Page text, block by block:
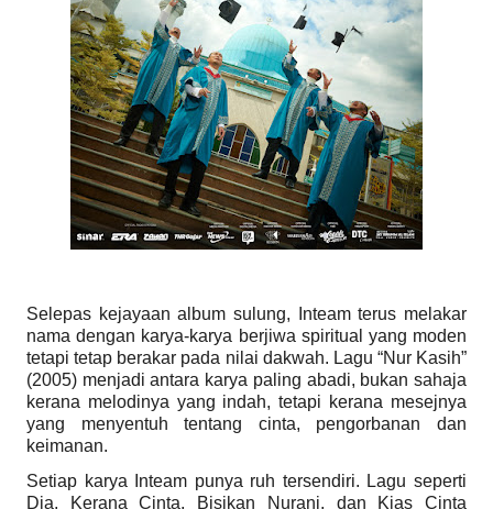
Selepas kejayaan album sulung, Inteam terus melakar
nama dengan karya-karya berjiwa spiritual yang moden
tetapi tetap berakar pada nilai dakwah. Lagu “Nur Kasih”
(2005) menjadi antara karya paling abadi, bukan sahaja
kerana melodinya yang indah, tetapi kerana mesejnya
yang menyentuh tentang cinta, pengorbanan dan
keimanan.
Setiap karya Inteam punya ruh tersendiri. Lagu seperti
Dia, Kerana Cinta, Bisikan Nurani, dan Kias Cinta